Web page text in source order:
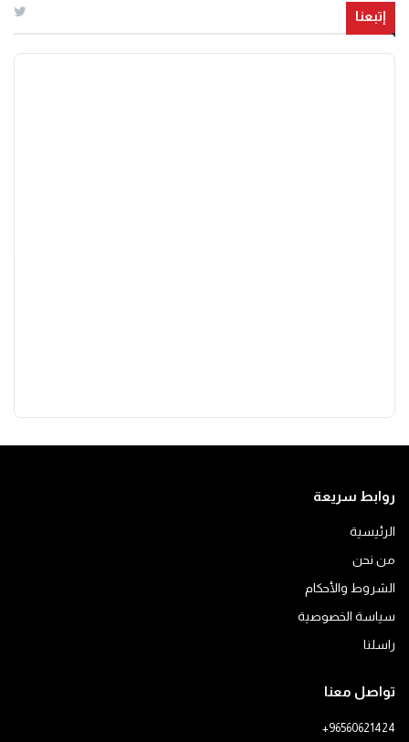
إتبعنا
روابط سريعة
الرئيسية
من نحن
الشروط والأحكام
سياسة الخصوصية
راسلنا
تواصل معنا
+96560621424